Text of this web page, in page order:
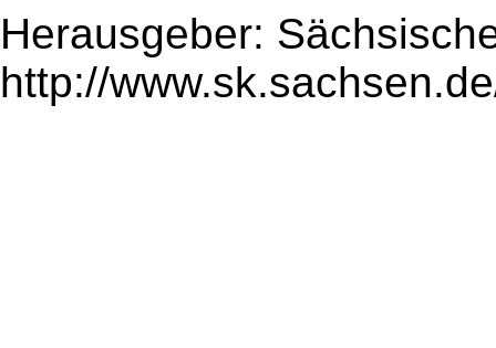
Herausgeber:
http://